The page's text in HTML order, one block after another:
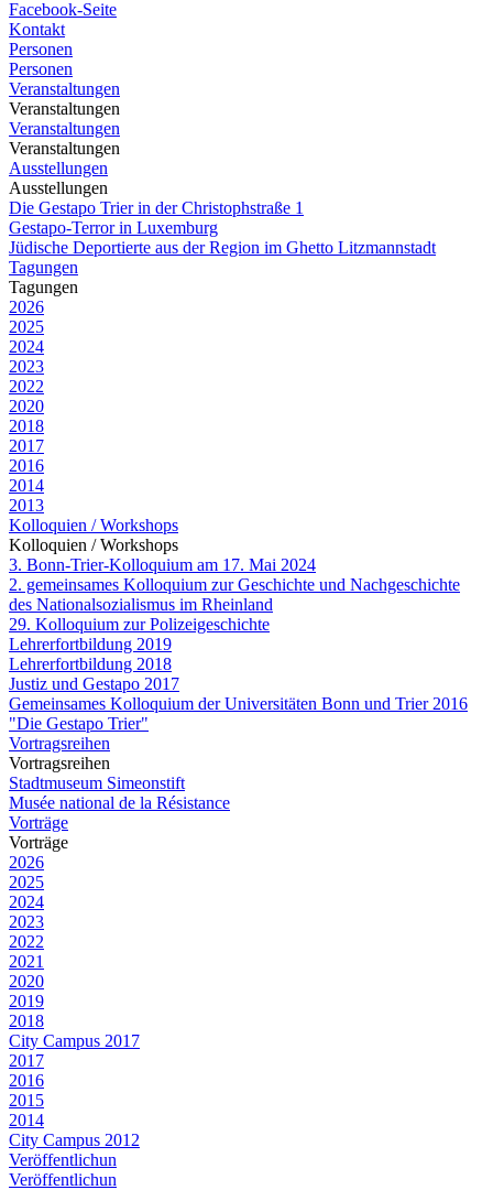
Facebook-Seite
Kontakt
Personen
Personen
Veranstaltungen
Veranstaltungen
Veranstaltungen
Veranstaltungen
Ausstellungen
Ausstellungen
Die Gestapo Trier in der Christophstraße 1
Gestapo-Terror in Luxemburg
Jüdische Deportierte aus der Region im Ghetto Litzmannstadt
Tagungen
Tagungen
2026
2025
2024
2023
2022
2020
2018
2017
2016
2014
2013
Kolloquien / Workshops
Kolloquien / Workshops
3. Bonn-Trier-Kolloquium am 17. Mai 2024
2. gemeinsames Kolloquium zur Geschichte und Nachgeschichte
des Nationalsozialismus im Rheinland
29. Kolloquium zur Polizeigeschichte
Lehrerfortbildung 2019
Lehrerfortbildung 2018
Justiz und Gestapo 2017
Gemeinsames Kolloquium der Universitäten Bonn und Trier 2016
"Die Gestapo Trier"
Vortragsreihen
Vortragsreihen
Stadtmuseum Simeonstift
Musée national de la Résistance
Vorträge
Vorträge
2026
2025
2024
2023
2022
2021
2020
2019
2018
City Campus 2017
2017
2016
2015
2014
City Campus 2012
Veröffentlichun
Veröffentlichun